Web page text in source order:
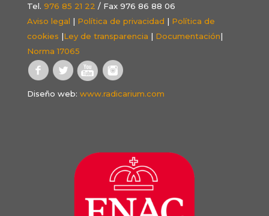
Tel. 976 85 21 22 / Fax 976 86 88 06
Aviso legal | Política de privacidad | Política de
cookies |Ley de transparencia | Documentación|
Norma 17065
Diseño web: www.radicarium.com